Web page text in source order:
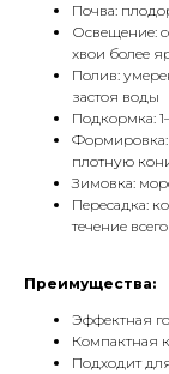
Почва:
Освещение:
хвои более
Полив:
застоя воды
Подкормка:
Формировка:
плотную
Зимовка:
Пересадка:
течение
Преимущества:
Эффектная
Компактная
Подходит